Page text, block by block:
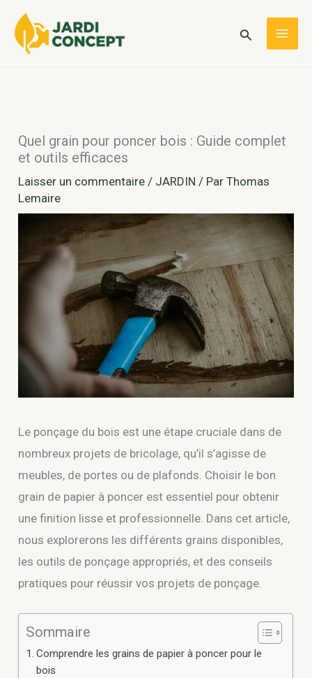
contenu
Rechercher
Quel grain pour poncer bois : Guide complet
et outils efficaces
Laisser un commentaire / JARDIN / ParThomas
Lemaire
Le ponçage du bois est une étape cruciale dans de
nombreux projets de bricolage, qu’il s’agisse de
meubles, de portes ou de plafonds. Choisir le bon
grain de papier à poncer est essentiel pour obtenir
une finition lisse et professionnelle. Dans cet article,
nous explorerons les différents grains disponibles,
les outils de ponçage appropriés, et des conseils
pratiques pour réussir vos projets de ponçage.
Sommaire
Comprendre les grains de papier à poncer pour le
bois